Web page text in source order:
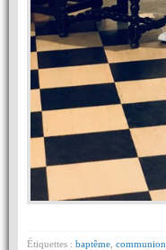
Étiquettes : baptême communion